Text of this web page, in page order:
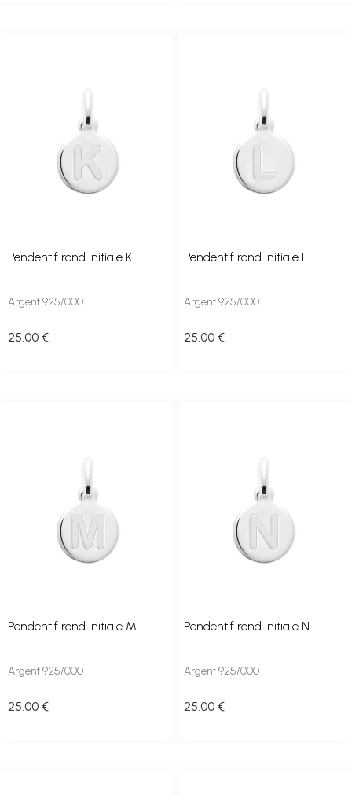
Pendentif rond initiale K
Argent 925/000
25 .00 €
Pendentif rond initiale L
Argent 925/000
25 .00 €
Pendentif rond initiale M
Argent 925/000
25 .00 €
Pendentif rond initiale N
Argent 925/000
25 .00 €